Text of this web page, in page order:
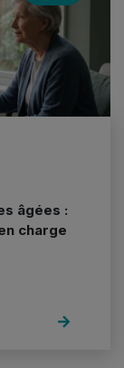
âgées :
charge